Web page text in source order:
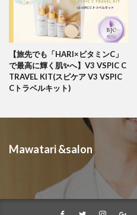
【旅先でも「HARI×ビタミンC」
で最高に輝く肌✨へ】V3 VSPIC C
TRAVEL KIT(スピケア V3 VSPIC
Cトラベルキット)
Mawatari &salon